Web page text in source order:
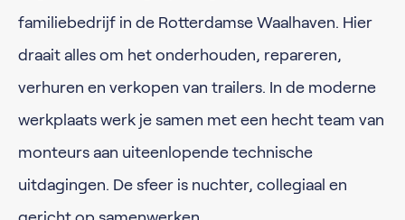
familiebedrijf in de Rotterdamse Waalhaven. Hier
draait alles om het onderhouden, repareren,
verhuren en verkopen van trailers. In de moderne
werkplaats werk je samen met een hecht team van
monteurs aan uiteenlopende technische
uitdagingen. De sfeer is nuchter, collegiaal en